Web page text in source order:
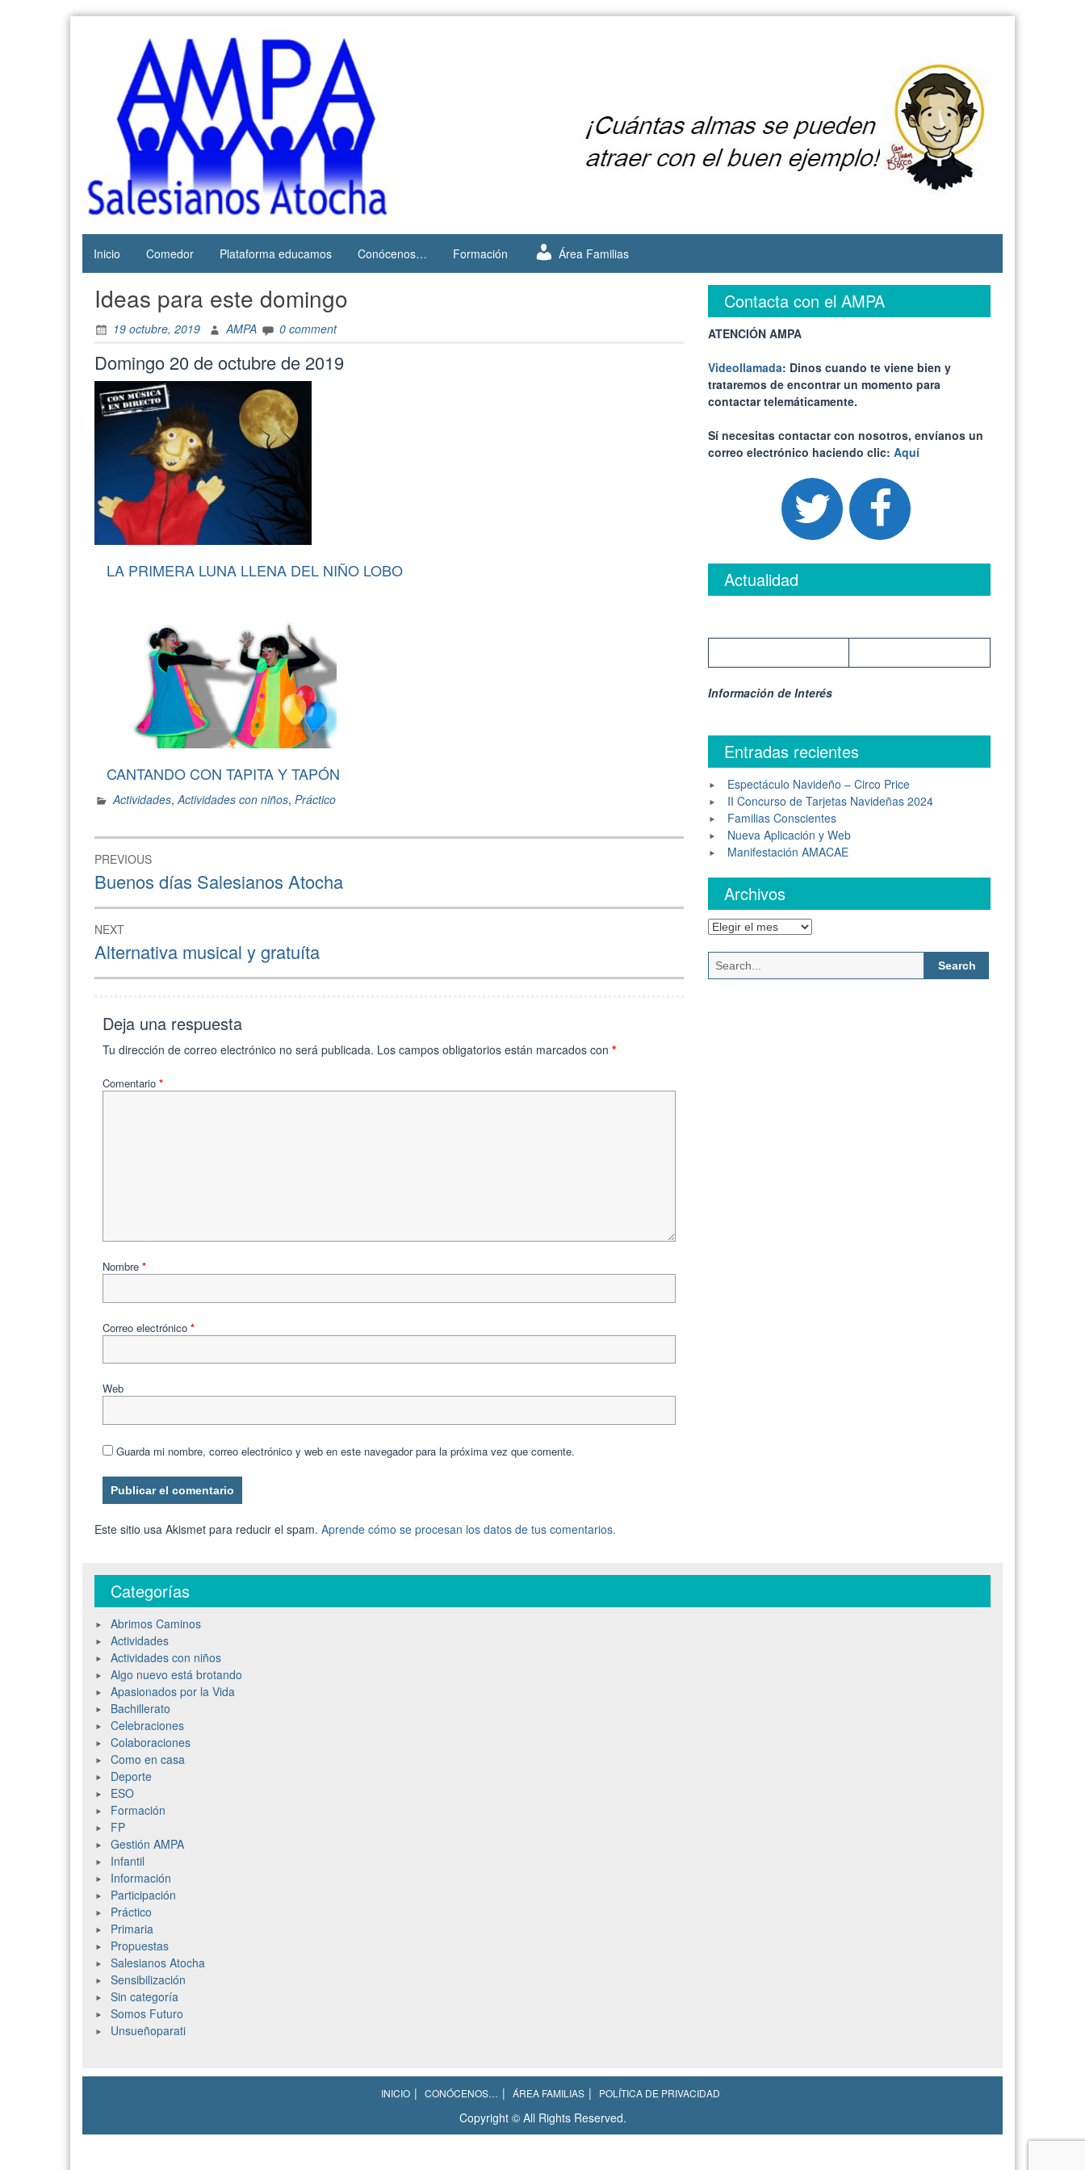
AMPA
Salesianos
Atocha
Web del
AMPA del
Colegio
Salesianos
de Atocha
Inicio Comedor Plataforma educamos Conócenos… Formación Área Familias
Ideas para este domingo
19 octubre, 2019 AMPA 0 comment
Domingo 20 de octubre de 2019
LA PRIMERA LUNA LLENA DEL NIÑO LOBO
CANTANDO CON TAPITA Y TAPÓN
Actividades,Actividades con niños, Práctico
Navegación
de
entradas
PREVIOUS
Previous
post:
Buenos días Salesianos Atocha
NEXT
Next
post:
Alternativa musical y gratuíta
Deja una respuesta
Tu dirección de correo electrónico no será publicada. Los campos obligatorios están marcados con *
Comentario *
Nombre *
Correo electrónico *
Web
Guarda mi nombre, correo electrónico y web en este navegador para la próxima vez que comente.
Este sitio usa Akismet para reducir el spam. Aprende cómo se procesan los datos de tus comentarios.
Contacta con el AMPA
ATENCIÓN AMPA
Videollamada: Dinos cuando te viene bien y
trataremos de encontrar un momento para
contactar telemáticamente.
Sí necesitas contactar con nosotros, envíanos un
correo electrónico haciendo clic: Aquí
Actualidad
Información de Interés
Entradas recientes
Espectáculo Navideño – Circo Price
II Concurso de Tarjetas Navideñas 2024
Familias Conscientes
Nueva Aplicación y Web
Manifestación AMACAE
Archivos
Archivos
Search
for:
Categorías
Abrimos Caminos
Actividades
Actividades con niños
Algo nuevo está brotando
Apasionados por la Vida
Bachillerato
Celebraciones
Colaboraciones
Como en casa
Deporte
ESO
Formación
FP
Gestión AMPA
Infantil
Información
Participación
Práctico
Primaria
Propuestas
Salesianos Atocha
Sensibilización
Sin categoría
Somos Futuro
Unsueñoparati
INICIO CONÓCENOS… ÁREA FAMILIAS POLÍTICA DE PRIVACIDAD
Copyright © All Rights Reserved.